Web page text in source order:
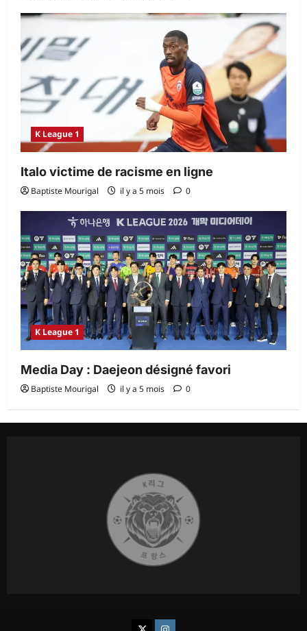
K League 1
Italo victime de racisme en ligne
Baptiste Mourigal il y a 5 mois 0
K League 1
Media Day : Daejeon désigné favori
Baptiste Mourigal il y a 5 mois 0
K League France
Chukgu France